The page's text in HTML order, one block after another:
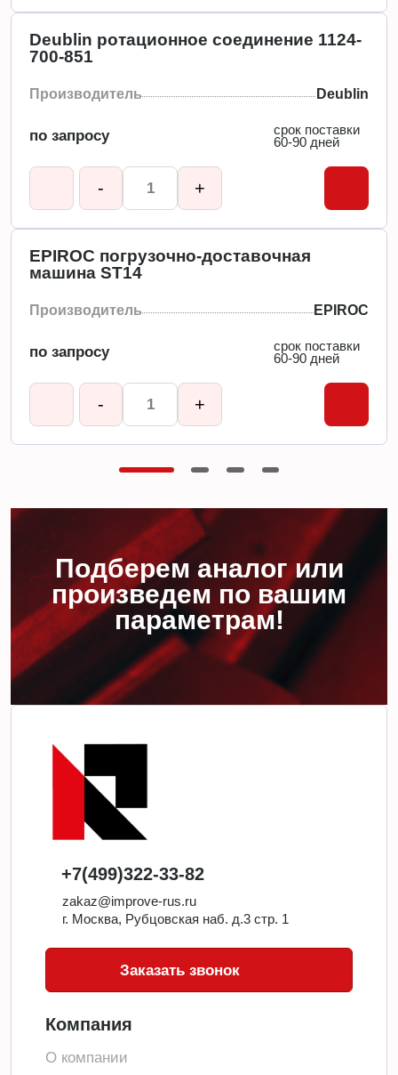
Deublin ротационное соединение 1124-
700-851
Производитель Deublin
по запросу
срок поставки
60-90 дней
- +
EPIROC погрузочно-доставочная
машина ST14
Производитель EPIROC
по запросу
срок поставки
60-90 дней
- +
Подберем аналог или
произведем по вашим
параметрам!
+7(499)322-33-82
zakaz@improve-rus.ru
г. Москва, Рубцовская наб. д.3 стр. 1
Заказать звонок
Компания
О компании